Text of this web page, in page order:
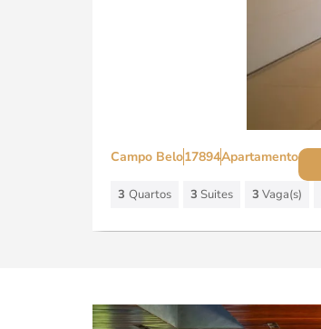
Campo Belo17894Apartamento
3 Quartos 3 Suites 3 Vaga(s)